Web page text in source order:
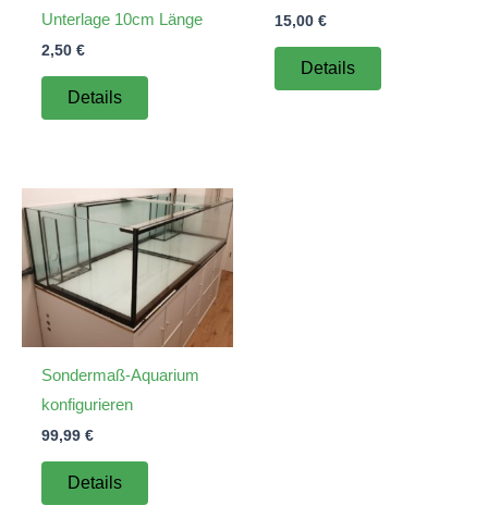
Unterlage 10cm Länge
2,50 €
Details
15,00 €
Details
Sondermaß-Aquarium
konfigurieren
99,99 €
Details